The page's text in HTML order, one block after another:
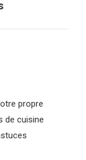
propre
de cuisine